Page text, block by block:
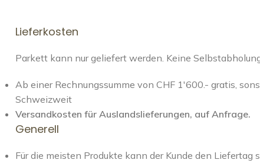
Lieferkosten
Parkett kann nur geliefert werden. Keine
Ab einer Rechnungssumme von CHF 1'600.- gratis,
Schweizweit
Versandkosten für Auslandslieferungen, auf Anfrage.
Generell
Für die meisten Produkte kann der Kunde den Liefertag